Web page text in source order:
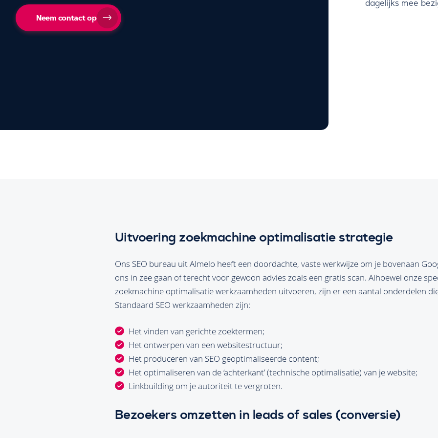
Neem contact op
dagelijks mee
Uitvoering zoekmachine optimalisatie strategie
Ons SEO bureau uit Almelo heeft een doordachte, vaste werkwijze om je bovenaan
ons in zee gaan of terecht voor gewoon advies zoals een gratis scan. Alhoewel onze
zoekmachine optimalisatie werkzaamheden uitvoeren, zijn er een aantal onderdelen
Standaard SEO werkzaamheden zijn:
Het vinden van gerichte zoektermen;
Het ontwerpen van een websitestructuur;
Het produceren van SEO geoptimaliseerde content;
Het optimaliseren van de ‘achterkant’ (technische optimalisatie) van je website;
Linkbuilding om je autoriteit te vergroten.
Bezoekers omzetten in leads of sales (conversie)